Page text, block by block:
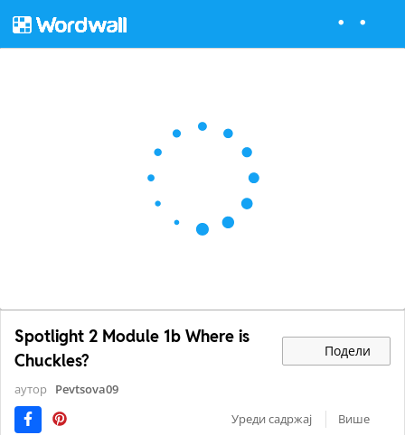
Spotlight 2 Module 1b Where is
Chuckles?
Подели
аутор
Pevtsova09
Уреди садржај
Више